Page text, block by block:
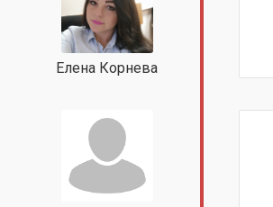
Елена Корнева